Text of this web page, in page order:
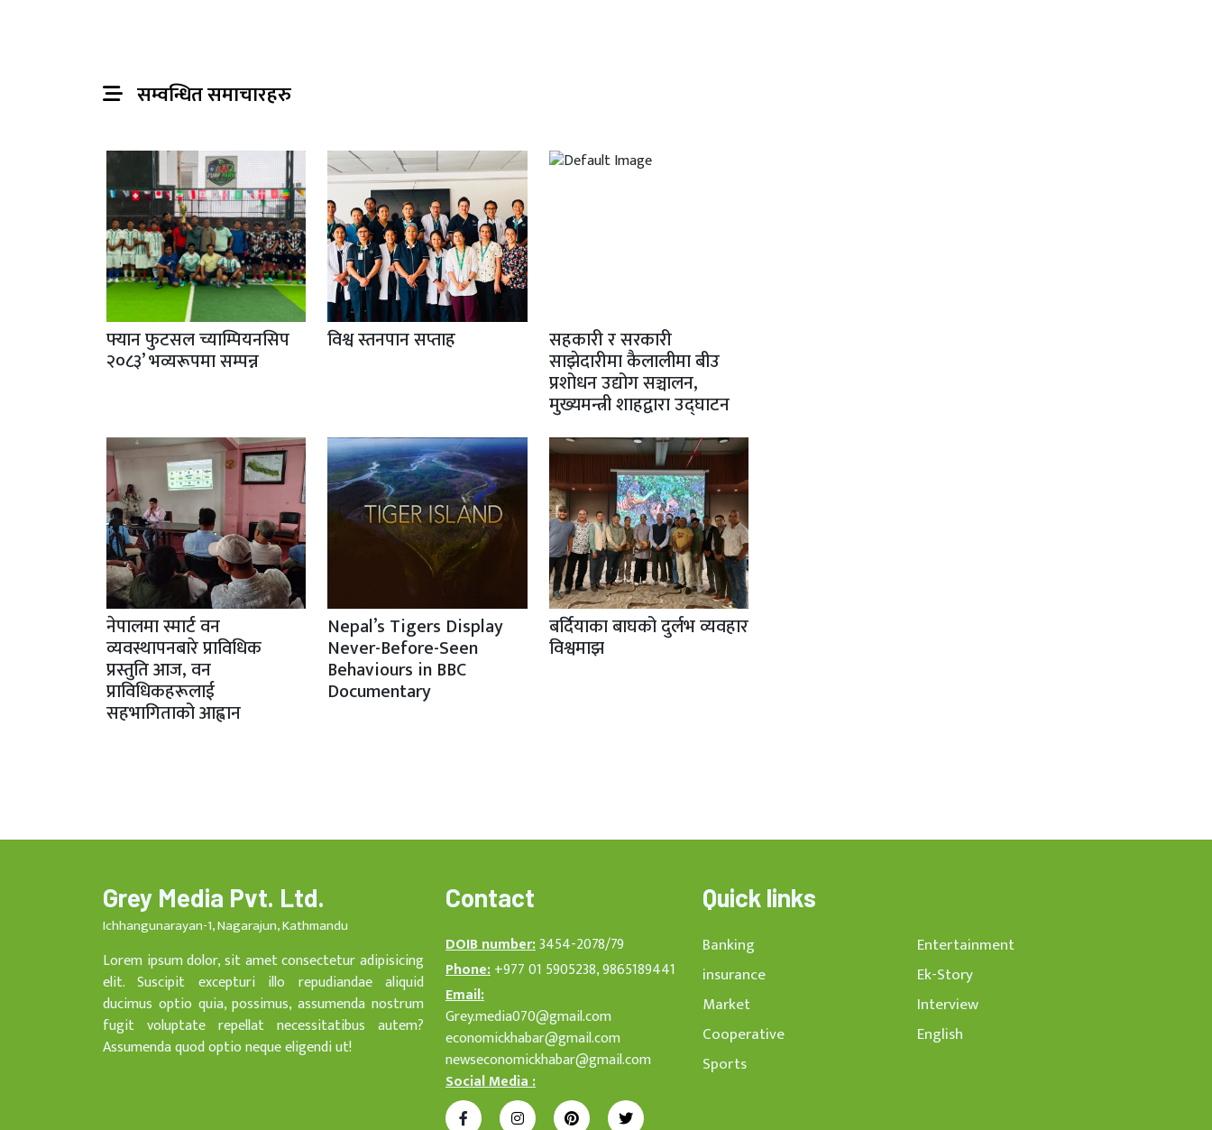
सम्वन्धित समाचारहरु
फ्यान फुटसल च्याम्पियनसिप
२०८३’ भव्यरूपमा सम्पन्न
विश्व स्तनपान सप्ताह सहकारी र सरकारी
साझेदारीमा कैलालीमा बीउ
प्रशोधन उद्योग सञ्चालन,
मुख्यमन्त्री शाहद्वारा उद्घाटन
नेपालमा स्मार्ट वन
व्यवस्थापनबारे प्राविधिक
प्रस्तुति आज, वन
प्राविधिकहरूलाई
सहभागिताको आह्वान
Nepal’s Tigers Display
Never-Before-Seen
Behaviours in BBC
Documentary
बर्दियाका बाघको दुर्लभ व्यवहार
विश्वमाझ
Grey Media Pvt. Ltd.
Ichhangunarayan-1, Nagarajun, Kathmandu
Lorem ipsum dolor, sit amet consectetur adipisicing
elit. Suscipit excepturi illo repudiandae aliquid
ducimus optio quia, possimus, assumenda nostrum
fugit voluptate repellat necessitatibus autem?
Assumenda quod optio neque eligendi ut!
Contact
DOIB number:3454-2078/79
Phone:+977 01 5905238, 9865189441
Email:
Grey.media070@gmail.com
economickhabar@gmail.com
newseconomickhabar@gmail.com
Social Media :
Quick links
Banking
insurance
Market
Cooperative
Sports
Entertainment
Ek-Story
Interview
English